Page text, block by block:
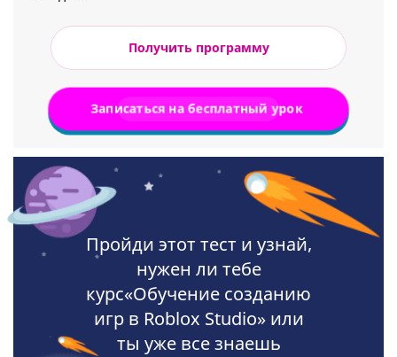
Получить программу
Записаться на бесплатный урок
Пройди этот тест и узнай,
нужен ли тебе
курс«Обучение созданию
игр в Roblox Studio» или
ты уже все знаешь